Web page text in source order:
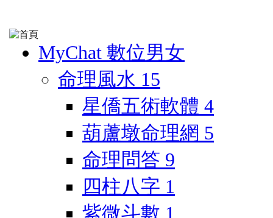
MyChat 數位男女
命理風水 15
星僑五術軟體 4
葫蘆墩命理網 5
命理問答 9
四柱八字 1
紫微斗數 1